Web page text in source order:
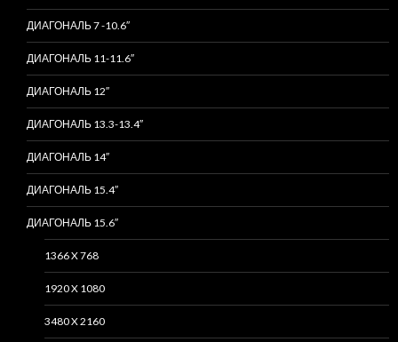
ДИАГОНАЛЬ 7 -10.6″
ДИАГОНАЛЬ 11-11.6″
ДИАГОНАЛЬ 12″
ДИАГОНАЛЬ 13.3-13.4″
ДИАГОНАЛЬ 14″
ДИАГОНАЛЬ 15.4″
ДИАГОНАЛЬ 15.6″
1366 X 768
1920 X 1080
3480 X 2160